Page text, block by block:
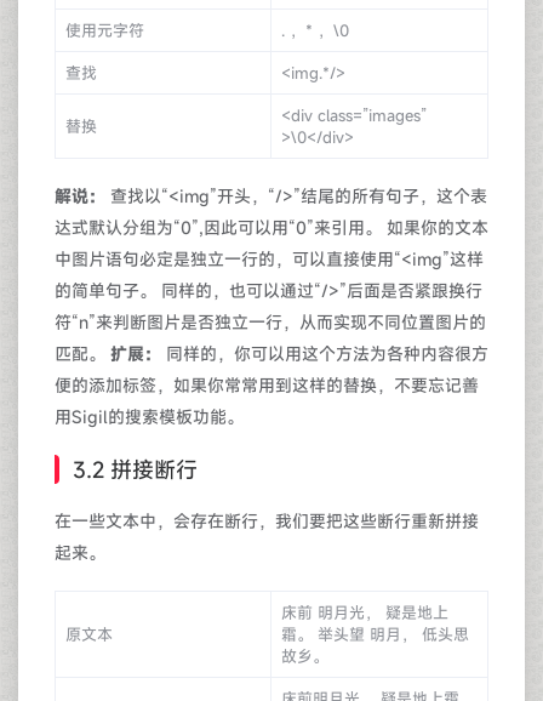
使用元字符
. ，* ，\0
查找
<img.*/>
替换
<div class=”images”
>\0</div>
解说：
查找以“<img”开头，“/>”结尾的所有句子，这个表
达式默认分组为“0”,因此可以用“0”来引用。 如果你的文本
中图片语句必定是独立一行的，可以直接使用“<img”这样
的简单句子。 同样的，也可以通过“/>”后面是否紧跟换行
符“n”来判断图片是否独立一行，从而实现不同位置图片的
匹配。 扩展：
同样的，你可以用这个方法为各种内容很方
便的添加标签，如果你常常用到这样的替换，不要忘记善
用Sigil的搜索模板功能。
3.2 拼接断行
在一些文本中，会存在断行，我们要把这些断行重新拼接
起来。
原文本
床前 明月光， 疑是地上
霜。 举头望 明月， 低头思
故乡。